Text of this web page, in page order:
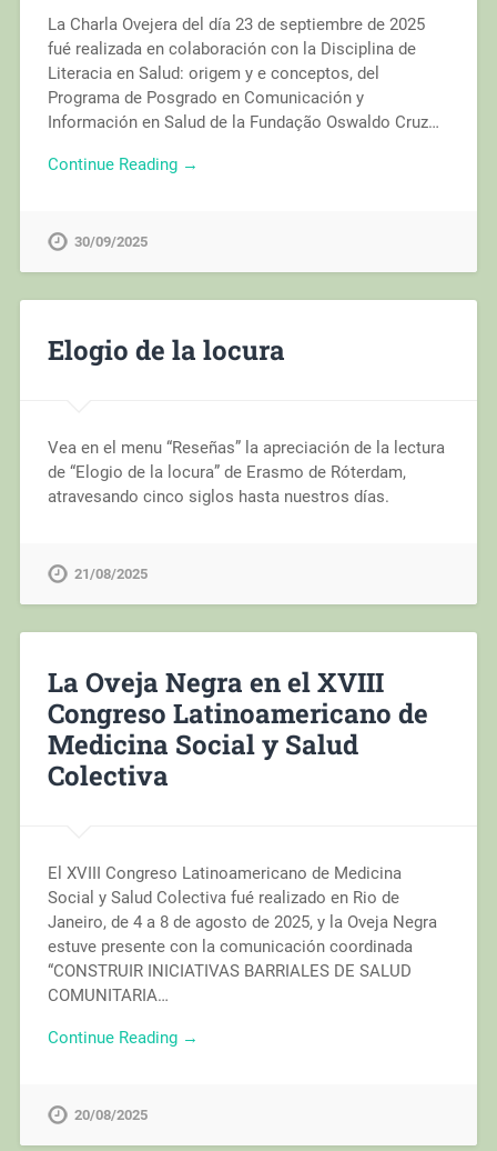
La Charla Ovejera del día 23 de septiembre de 2025
fué realizada en colaboración con la Disciplina de
Literacia en Salud: origem y e conceptos, del
Programa de Posgrado en Comunicación y
Información en Salud de la Fundação Oswaldo Cruz…
Continue Reading →
30/09/2025
Elogio de la locura
Vea en el menu “Reseñas” la apreciación de la lectura
de “Elogio de la locura” de Erasmo de Róterdam,
atravesando cinco siglos hasta nuestros días.
21/08/2025
La Oveja Negra en el XVIII
Congreso Latinoamericano de
Medicina Social y Salud
Colectiva
El XVIII Congreso Latinoamericano de Medicina
Social y Salud Colectiva fué realizado en Rio de
Janeiro, de 4 a 8 de agosto de 2025, y la Oveja Negra
estuve presente con la comunicación coordinada
“CONSTRUIR INICIATIVAS BARRIALES DE SALUD
COMUNITARIA…
Continue Reading →
20/08/2025